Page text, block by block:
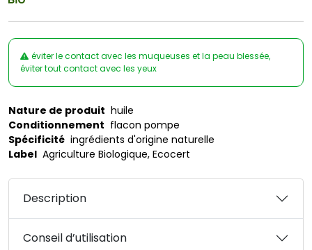
éviter le contact avec les muqueuses et la peau blessée,
éviter tout contact avec les yeux
Nature de produit huile
Conditionnement flacon pompe
Spécificité ingrédients d'origine naturelle
Label Agriculture Biologique, Ecocert
Description
Conseil d’utilisation